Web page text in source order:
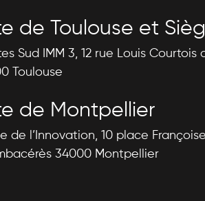
de Toulouse et
Sud IMM 3, 12 rue Louis Courtois
Toulouse
de Montpellier
de l’Innovation, 10 place
34000 Montpellier